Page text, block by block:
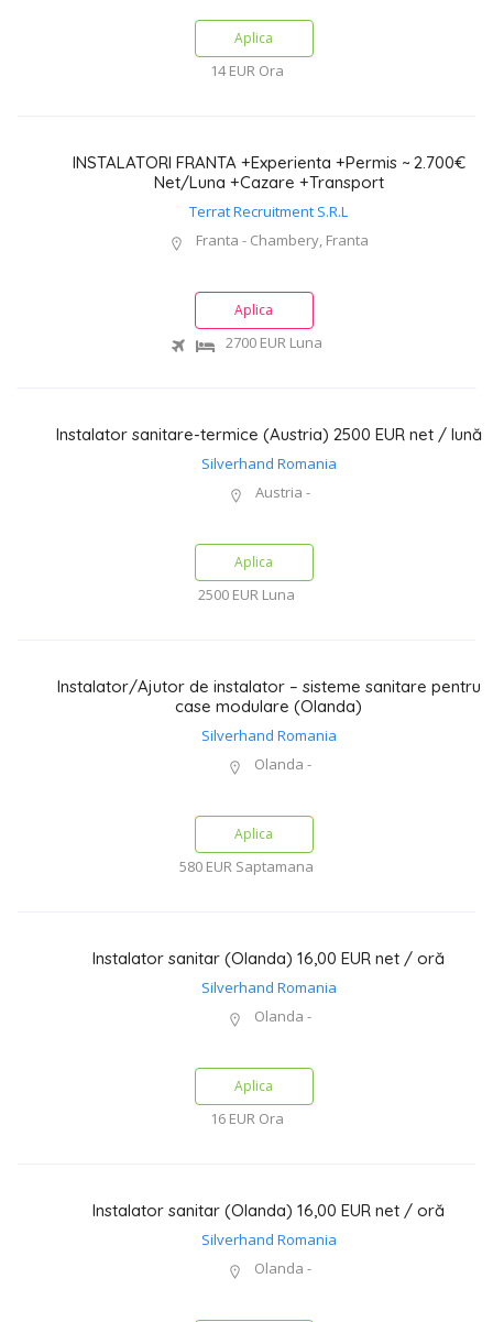
Aplica
14 EUROra
INSTALATORI FRANTA +Experienta +Permis ~ 2.700€
Net/Luna +Cazare +Transport
Terrat Recruitment S.R.L
Franta - Chambery, Franta
Aplica
2700 EURLuna
Instalator sanitare-termice (Austria) 2500 EUR net / lună
Silverhand Romania
Austria -
Aplica
2500 EUR Luna
Instalator/Ajutor de instalator – sisteme sanitare pentru
case modulare (Olanda)
Silverhand Romania
Olanda -
Aplica
580 EUR Saptamana
Instalator sanitar (Olanda) 16,00 EUR net / oră
Silverhand Romania
Olanda -
Aplica
16 EUROra
Instalator sanitar (Olanda) 16,00 EUR net / oră
Silverhand Romania
Olanda -